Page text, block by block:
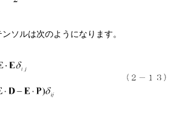
ソルは次のようになります。